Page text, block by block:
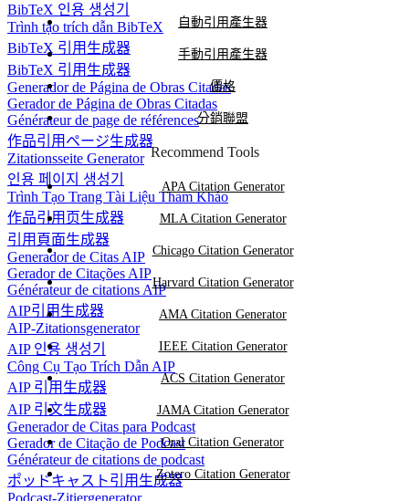
BibTeX 인용 생성기
Trình tạo trích dẫn BibTeX
BibTeX 引用生成器
BibTeX 引用生成器
Generador de Página de Obras Citadas
Gerador de Página de Obras Citadas
Générateur de page de références
作品引用ページ生成器
Zitationsseite Generator
인용 페이지 생성기
Trình Tạo Trang Tài Liệu Tham Khảo
作品引用页生成器
引用頁面生成器
Generador de Citas AIP
Gerador de Citações AIP
Générateur de citations AIP
AIP引用生成器
AIP-Zitationsgenerator
AIP 인용 생성기
Công Cụ Tạo Trích Dẫn AIP
AIP 引用生成器
AIP 引文生成器
Generador de Citas para Podcast
Gerador de Citação de Podcast
Générateur de citations de podcast
ポッドキャスト引用生成器
Podcast-Zitiergenerator
自動引用產生器
手動引用產生器
價格
分銷聯盟
Recommend Tools
APA Citation Generator
MLA Citation Generator
Chicago Citation Generator
Harvard Citation Generator
AMA Citation Generator
IEEE Citation Generator
ACS Citation Generator
JAMA Citation Generator
Oral Citation Generator
Zotero Citation Generator